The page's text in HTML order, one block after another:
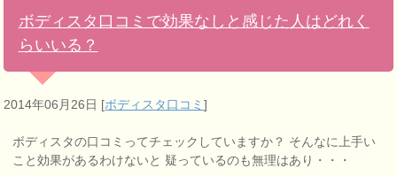
ボディスタ口コミで効果なしと感じた人はどれく
らいいる？
2014年06月26日 [ボディスタ口コミ]
ボディスタの口コミってチェックしていますか？ そんなに上手い
こと効果があるわけないと 疑っているのも無理はあり・・・